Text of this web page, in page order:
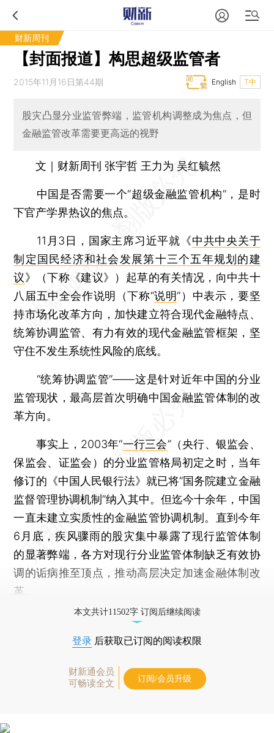
财新周刊
【封面报道】构思超级监管者
2015年11月16日第44期 T中
English
股灾凸显分业监管弊端，监管机构调整成为焦点，但
金融监管改革需要更高远的视野
文｜财新周刊 张宇哲 王力为 吴红毓然
中国是否需要一个“超级金融监管机构”，是时
下官产学界热议的焦点。
11月3日，国家主席习近平就《中共中央关于
制定国民经济和社会发展第十三个五年规划的建
议》（下称《建议》）起草的有关情况，向中共十
八届五中全会作说明（下称“说明”）中表示，要坚
持市场化改革方向，加快建立符合现代金融特点、
统筹协调监管、有力有效的现代金融监管框架，坚
守住不发生系统性风险的底线。
“统筹协调监管”——这是针对近年中国的分业
监管现状，最高层首次明确中国金融监管体制的改
革方向。
事实上，2003年“一行三会”（央行、银监会、
保监会、证监会）的分业监管格局初定之时，当年
修订的《中国人民银行法》就已将“国务院建立金融
监督管理协调机制”纳入其中。但迄今十余年，中国
一直未建立实质性的金融监管协调机制。直到今年
6月底，疾风骤雨的股灾集中暴露了现行监管体制
的显著弊端，各方对现行分业监管体制缺乏有效协
调的诟病推至顶点，推动高层决定加速金融体制改
革。
本文共计11502字 订阅后继续阅读
登录 后获取已订阅的阅读权限
财新通会员
可畅读全文
订阅/会员升级